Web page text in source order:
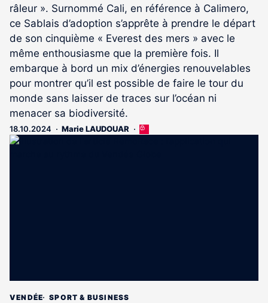
râleur ». Surnommé Cali, en référence à Calimero,
ce Sablais d’adoption s’apprête à prendre le départ
de son cinquième « Everest des mers » avec le
même enthousiasme que la première fois. Il
embarque à bord un mix d’énergies renouvelables
pour montrer qu’il est possible de faire le tour du
monde sans laisser de traces sur l’océan ni
menacer sa biodiversité.
18.10.2024 Marie LAUDOUAR
Cet
VENDÉE SPORT & BUSINESS